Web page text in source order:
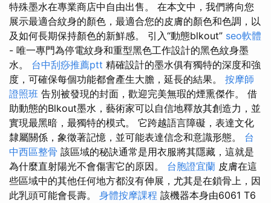
特殊墨水在專業商店中自由出售。 在本文中，我們將向您
展示最適合紋身的顏色，最適合您的皮膚的顏色和色調，以
及如何長期保持顏色的新鮮感。 引入“動態blkout” seo軟體
- 唯一專門為停電紋身和重型黑色工作設計的黑色紋身墨
水。 台中刮痧推薦ptt 精確設計的墨水俱有獨特的深度和強
度，可確保每個功能都會產生大膽，延長的結果。 按摩師
證照班 告別被發現的封面，歡迎完美無瑕的煙熏傑作。 借
助動態的Blkout墨水，藝術家可以自信地釋放其創造力，並
實現最黑暗，最獨特的模式。 它跨越語言障礙，表達文化
隸屬關係，象徵著記憶，並可能表達信念和意識形態。 台
中西區整骨 該區域的秘訣通常是用衣服將其隱藏，這就是
為什麼直射陽光不會傷害它的原因。 台胞證宜蘭 皮膚在這
些區域中的其他任何地方都沒有伸展，尤其是在鎖骨上，因
此乳頭可能會長壽。 身體按摩課程 該機器本身由6061 T6